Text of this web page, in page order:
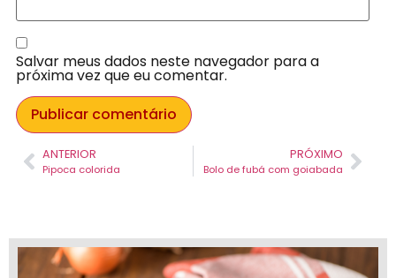
Salvar meus dados neste navegador para a
próxima vez que eu comentar.
ANTERIOR
Pipoca colorida
PRÓXIMO
Bolo de fubá com goiabada